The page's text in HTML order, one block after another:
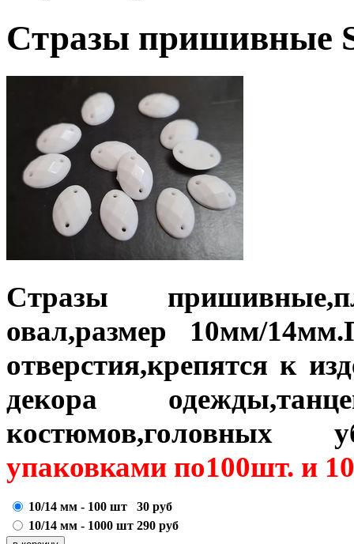
Стразы пришивные
Стразы
овал,размер 10мм/
отверстия,крепятся к
декора
костюмов,головных
упаковками по100шт. и
10/14 мм - 100 шт 30 руб
10/14 мм - 1000 шт 290 руб